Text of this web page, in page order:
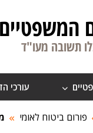
המשפטיים
תשובה מעו"ד
עורכי
פורום ביטוח לאומי